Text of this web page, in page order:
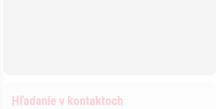
Hľadanie v kontaktoch